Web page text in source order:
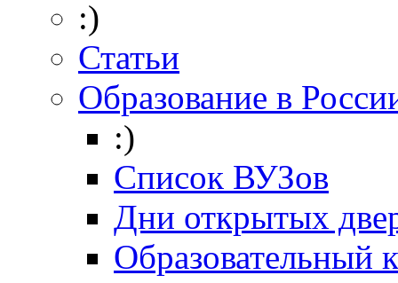
:)
Статьи
Образование в
:)
Список ВУЗов
Дни открытых
Образовательный